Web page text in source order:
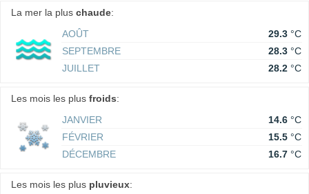
La mer la plus chaude:
AOÛT
29.3 °C
SEPTEMBRE
28.3 °C
JUILLET
28.2 °C
Les mois les plus froids:
JANVIER
14.6 °C
FÉVRIER
15.5 °C
DÉCEMBRE
16.7 °C
Les mois les plus pluvieux: